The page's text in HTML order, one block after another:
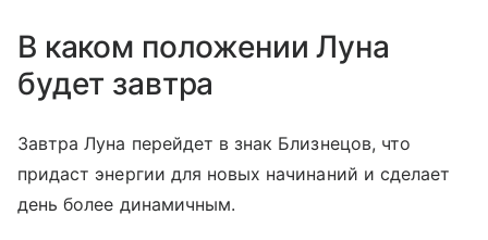
В каком положении Луна
будет завтра
Завтра Луна перейдет в знак Близнецов, что
придаст энергии для новых начинаний и сделает
день более динамичным.